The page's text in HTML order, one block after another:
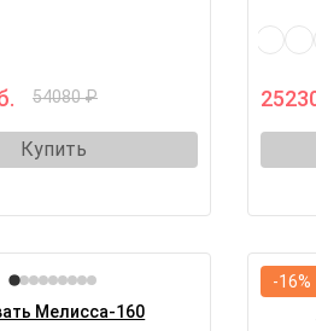
54080 ₽
Купить
Мелисса-160
-16%